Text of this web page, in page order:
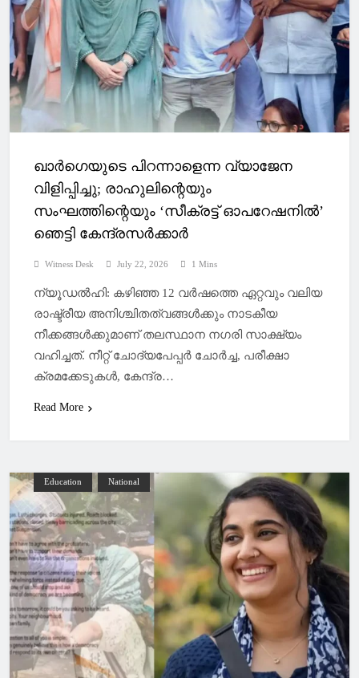
ഖാര്‍ഗെയുടെ പിറന്നാളെന്ന വ്യാജേന
വിളിപ്പിച്ചു; രാഹുലിന്റെയും
സംഘത്തിന്റെയും ‘സീക്രട്ട് ഓപറേഷനില്‍’
ഞെട്ടി കേന്ദ്രസര്‍ക്കാര്‍
Witness Desk July 22, 2026 1 Mins
ന്യൂഡല്‍ഹി: കഴിഞ്ഞ 12 വർഷത്തെ ഏറ്റവും വലിയ
രാഷ്ട്രീയ അനിശ്ചിതത്വങ്ങള്‍ക്കും നാടകീയ
നീക്കങ്ങള്‍ക്കുമാണ് തലസ്ഥാന നഗരി സാക്ഷ്യം
വഹിച്ചത്. നീറ്റ് ചോദ്യപേപ്പർ ചോർച്ച, പരീക്ഷാ
ക്രമക്കേടുകള്‍, കേന്ദ്ര…
Read More
Education National